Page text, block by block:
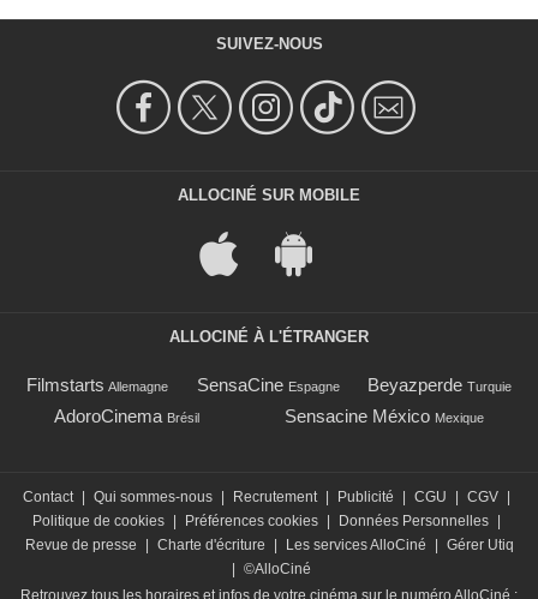
SUIVEZ-NOUS
ALLOCINÉ SUR MOBILE
ALLOCINÉ À L'ÉTRANGER
Filmstarts Allemagne SensaCine Espagne Beyazperde Turquie
AdoroCinema Brésil Sensacine México Mexique
Contact | Qui sommes-nous | Recrutement | Publicité | CGU | CGV |
Politique de cookies | Préférences cookies | Données Personnelles |
Revue de presse
| Charte d'écriture | Les services AlloCiné | Gérer Utiq
| ©AlloCiné
Retrouvez tous les horaires et infos de votre cinéma sur le numéro AlloCiné :